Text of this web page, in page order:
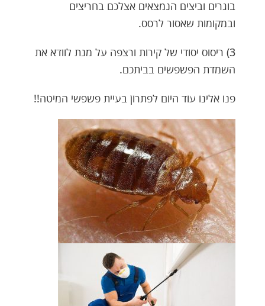
בוגרים וביצים הנמצאים אצלכם בחריצים
ובמקומות שאסור לרסס.
3) ריסוס יסודי של קירות ורצפה על מנת לוודא את
השמדת הפשפשים בביתכם.
פנו אלינו עוד היום לפתרון בעיית פשפשי המיטה!!